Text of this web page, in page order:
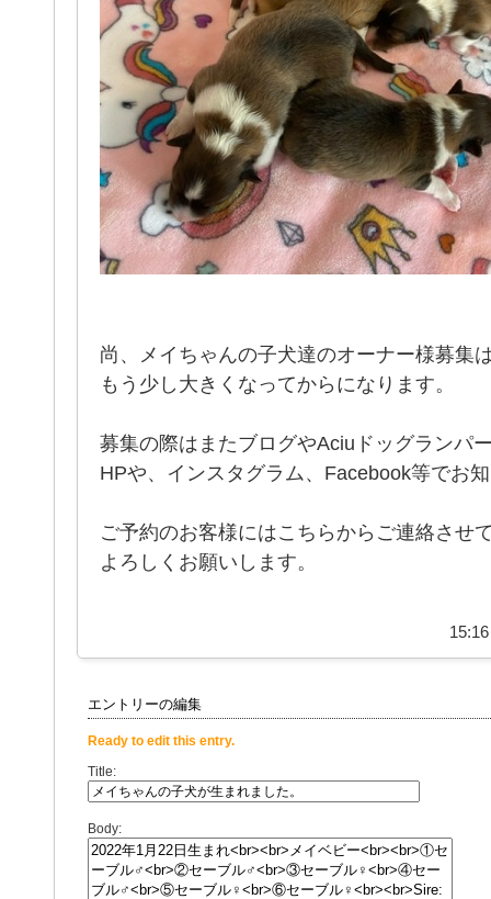
尚、メイちゃんの子犬達のオーナー様募集
もう少し大きくなってからになります。
募集の際はまたブログやAciuドッグランパ
HPや、インスタグラム、Facebook等でお
ご予約のお客様にはこちらからご連絡させ
よろしくお願いします。
エントリーの編集
Ready to edit this entry.
Title:
Body: